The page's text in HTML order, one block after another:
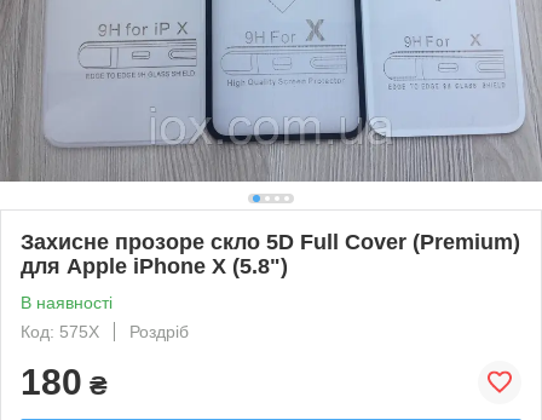
Захисне прозоре скло 5D Full Cover (Premium)
для Apple iPhone X (5.8")
В наявності
Код: 575X
Роздріб
180 ₴